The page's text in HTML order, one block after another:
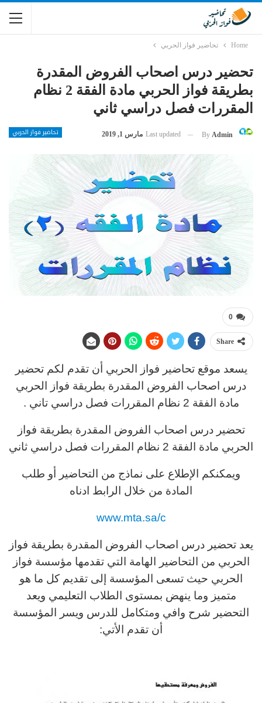
Home تحاضير فواز الحربي
تحضير درس اصحاب الفروض المقدرة
بطريقة فواز الحربي مادة الفقة 2 نظام
المقررات فصل دراسي ثاني
تحاضير فواز الحربي By Admin
Last updated مارس 1, 2019
0
Share
يسعد موقع تحاضير فواز الحربي أن تقدم لكم تحضير
درس اصحاب الفروض المقدرة بطريقة فواز الحربي
مادة الفقة 2 نظام المقررات فصل دراسي تاني .
تحضير درس اصحاب الفروض المقدرة بطريقة فواز
الحربي مادة الفقة 2 نظام المقررات فصل دراسي ثاني
ويمكنكم الإطلاع على نماذج من التحاضير أو طلب
المادة من خلال الرابط ادناه
www.mta.sa/c
يعد تحضير درس اصحاب الفروض المقدرة بطريقة فواز
الحربي من التحاضير الهامة التي تقدمها مؤسسة فواز
الحربي حيث تسعى المؤسسة إلى تقديم كل ما هو
متميز وما ينهض بمستوى الطلاب التعليمي ويعد
التحضير شرح وافي ومتكامل للدرس ويسر المؤسسة
أن تقدم الأتي: